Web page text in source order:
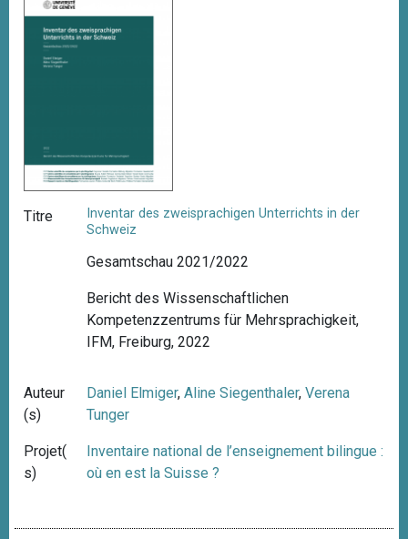
Titre
Inventar des zweisprachigen Unterrichts in der
Schweiz
Gesamtschau 2021/2022
Bericht des Wissenschaftlichen
Kompetenzzentrums für Mehrsprachigkeit,
IFM, Freiburg, 2022
Auteur
(s)
Daniel Elmiger,Aline Siegenthaler,Verena
Tunger
Projet(
s)
Inventaire national de l’enseignement bilingue :
où en est la Suisse ?